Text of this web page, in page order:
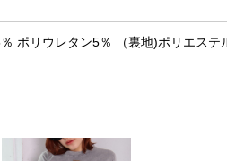
ポリウレタン5％ （裏地)ポリエステ